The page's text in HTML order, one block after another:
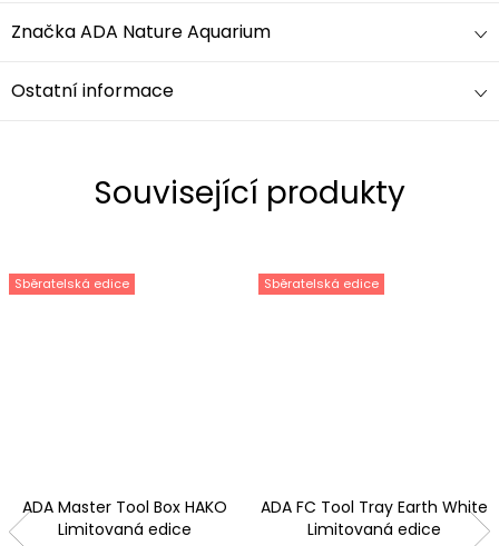
ZnačkaADA Nature Aquarium
Ostatní informace
Související produkty
Sběratelská edice
ADA Master Tool Box HAKO
Limitovaná edice
Sběratelská edice
ADA FC Tool Tray Earth White
Limitovaná edice